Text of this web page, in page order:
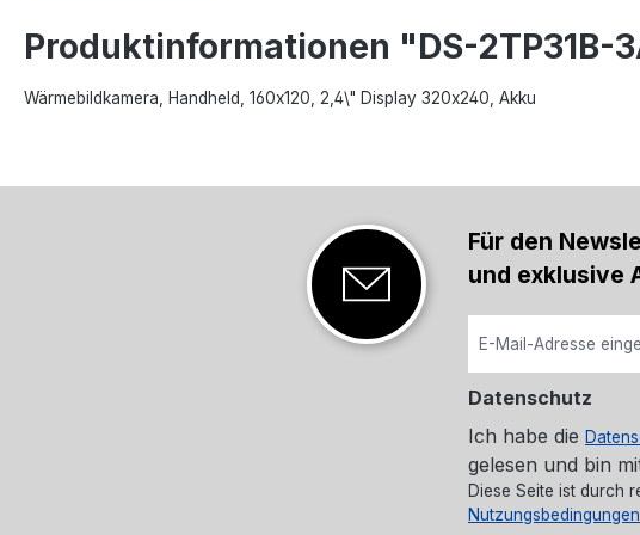
Produktinformationen "DS-2TP31B-
Wärmebildkamera, Handheld, 160x120, 2,4\" Display 320x240, Akku
Für den
und exklusive
Datenschutz
Ich habe die
gelesen und bin
Diese Seite ist durch
Nutzungsbedingungen